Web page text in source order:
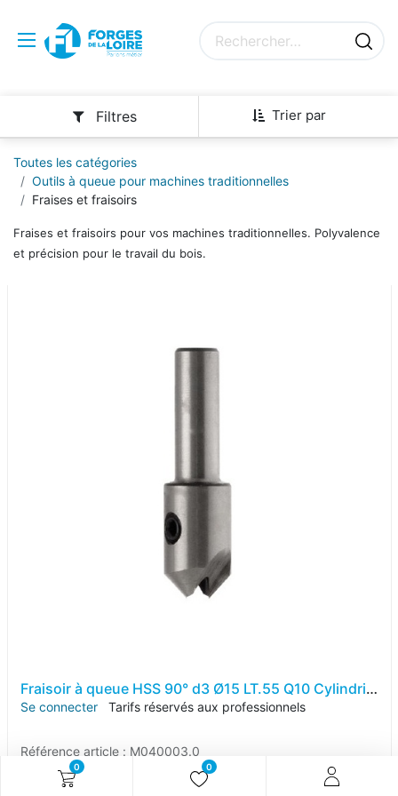
0 0
Trier par
Filtres
Toutes les catégories
Outils à queue pour machines traditionnelles
Fraises et fraisoirs
Fraises et fraisoirs pour vos machines traditionnelles. Polyvalence
et précision pour le travail du bois.
Fraisoir à queue HSS 90° d3 Ø15 LT.55 Q10 Cylindrique Z2 Rot.Droite
Se connecter Tarifs réservés aux professionnels
Référence article : M040003.0